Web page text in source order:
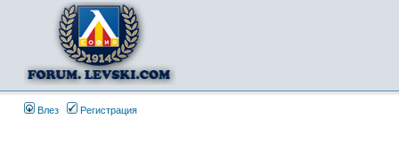
Влез Регистрация